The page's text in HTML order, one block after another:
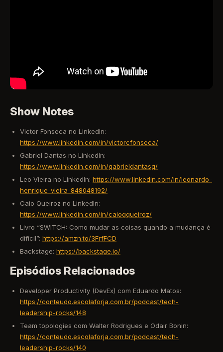
Show Notes
Victor Fonseca no LinkedIn:
https://www.linkedin.com/in/victorcfonseca/
Gabriel Dantas no LinkedIn:
https://www.linkedin.com/in/gabrieldantasg/
Leo Vieira no LinkedIn: https://www.linkedin.com/in/leonardo-
henrique-vieira-848048192/
Caio Queiroz no LinkedIn:
https://www.linkedin.com/in/caiogqueiroz/
Livro “SWITCH: Como mudar as coisas quando a mudança é
difícil”: https://amzn.to/3FrfFCD
Backstage: https://backstage.io/
Episódios Relacionados
Developer Productivity (DevEx) com Eduardo Matos:
https://conteudo.escolaforja.com.br/podcast/tech-
leadership-rocks/148
Team topologies com Walter Rodrigues e Odair Bonin:
https://conteudo.escolaforja.com.br/podcast/tech-
leadership-rocks/140